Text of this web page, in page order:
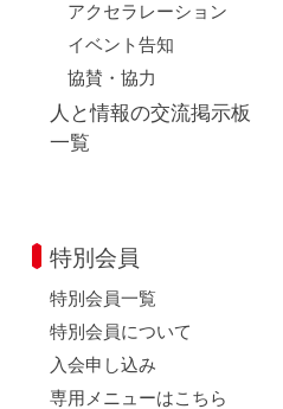
アクセラレーション
イベント告知
協賛・協力
人と情報の交流掲示板
一覧
特別会員
特別会員一覧
特別会員について
入会申し込み
専用メニューはこちら